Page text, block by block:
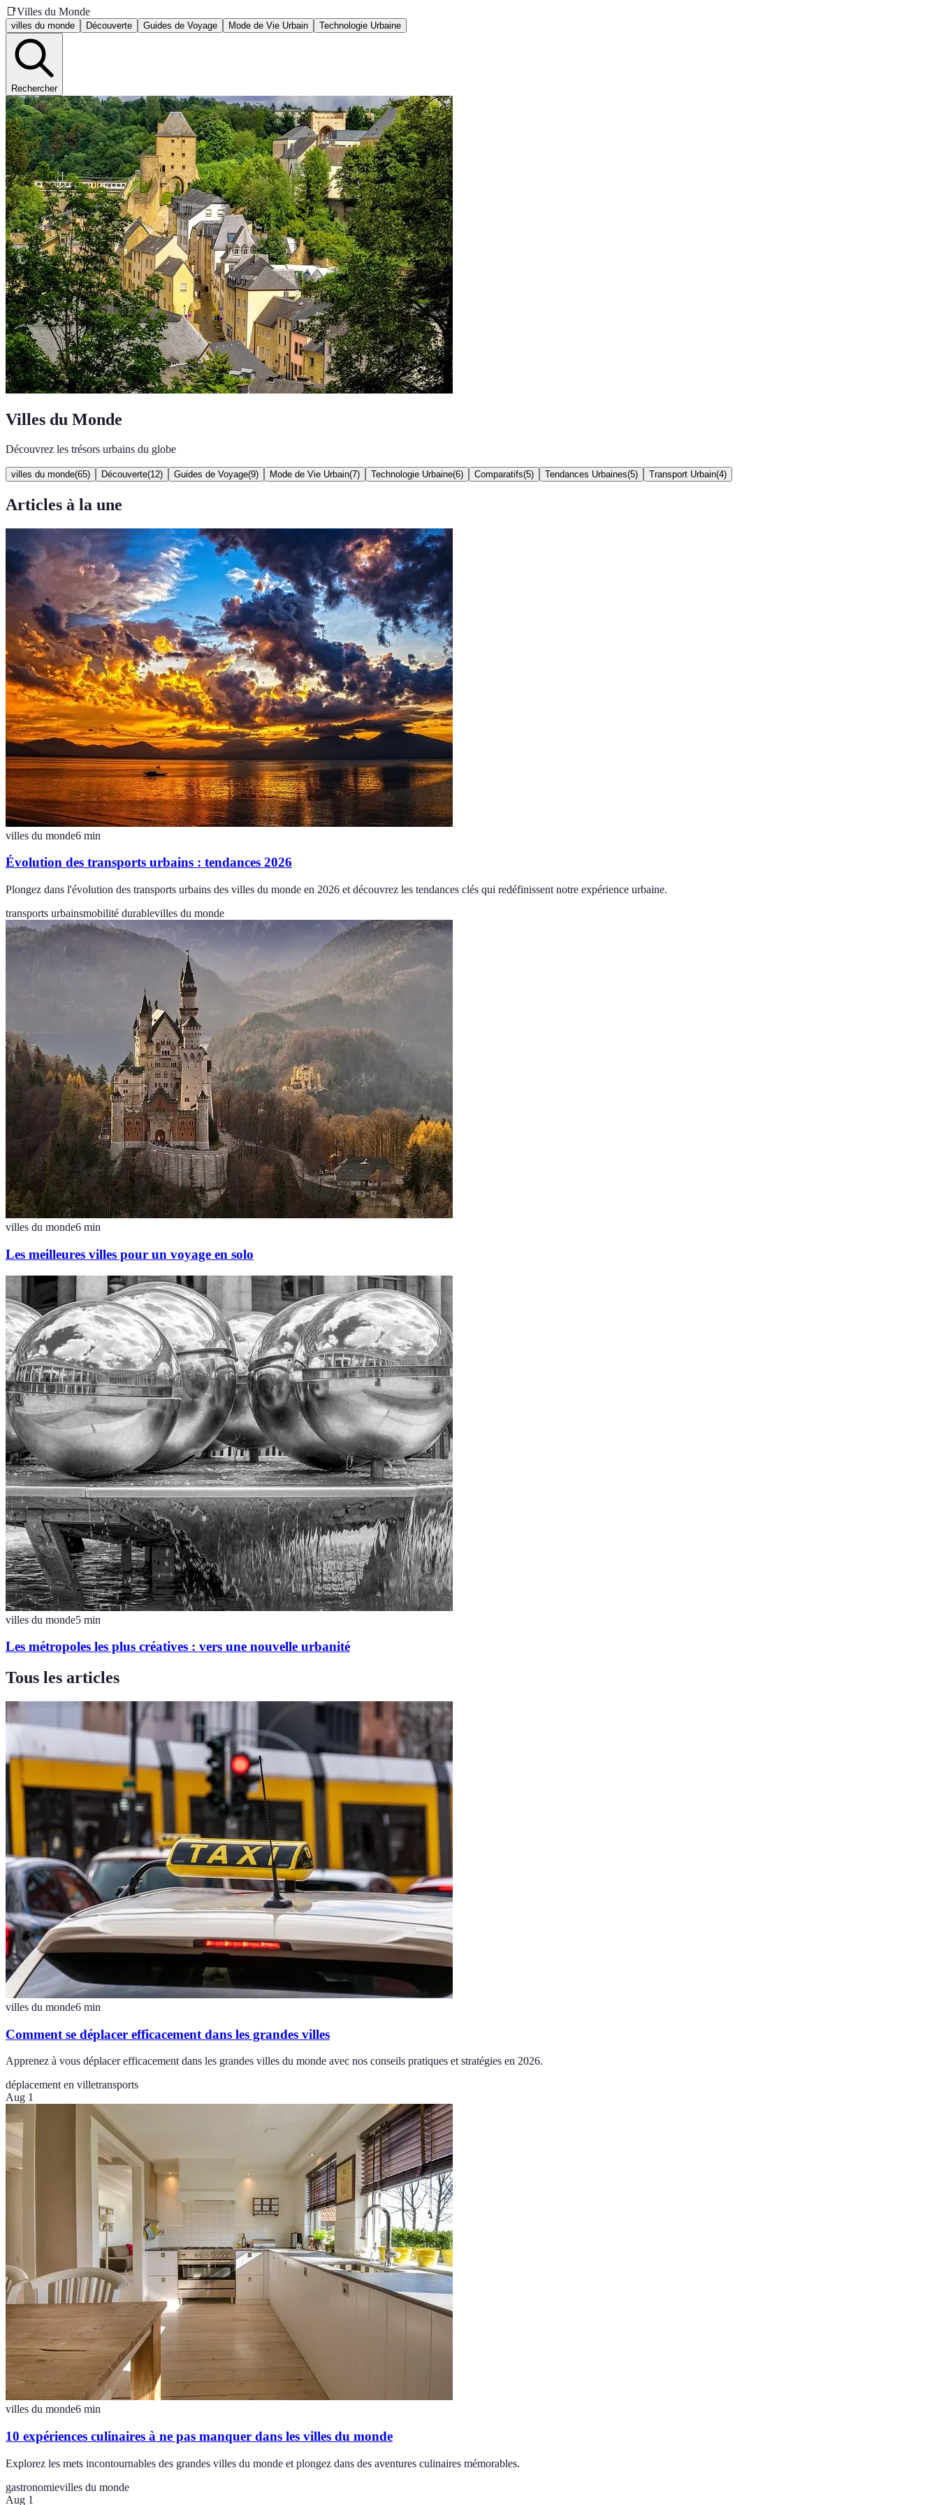
📑Villes du Monde
villes du monde Découverte Guides de Voyage Mode de Vie Urbain Technologie Urbaine
Rechercher
Villes du Monde
Découvrez les trésors urbains du globe
villes du monde(65) Découverte(12) Guides de Voyage(9) Mode de Vie Urbain(7) Technologie Urbaine(6) Comparatifs(5) Tendances Urbaines(5) Transport Urbain(4)
Articles à la une
villes du monde6 min
Évolution des transports urbains : tendances 2026
Plongez dans l'évolution des transports urbains des villes du monde en 2026 et découvrez les tendances clés qui redéfinissent notre expérience urbaine.
transports urbainsmobilité durablevilles du monde
villes du monde6 min
Les meilleures villes pour un voyage en solo
villes du monde5 min
Les métropoles les plus créatives : vers une nouvelle urbanité
Tous les articles
villes du monde6 min
Comment se déplacer efficacement dans les grandes villes
Apprenez à vous déplacer efficacement dans les grandes villes du monde avec nos conseils pratiques et stratégies en 2026.
déplacement en villetransports
Aug 1
villes du monde6 min
10 expériences culinaires à ne pas manquer dans les villes du monde
Explorez les mets incontournables des grandes villes du monde et plongez dans des aventures culinaires mémorables.
gastronomievilles du monde
Aug 1